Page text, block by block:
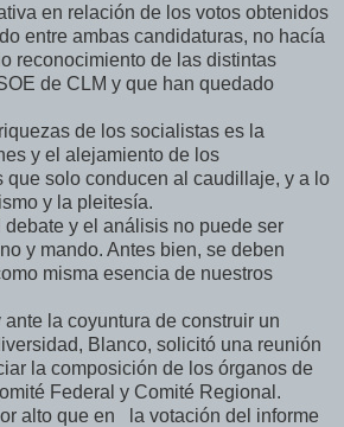
en relación de los votos obtenidos
entre ambas candidaturas, no hacía
reconocimiento de las distintas
de CLM y que han quedado
de los socialistas es la
y el alejamiento de los
que solo conducen al caudillaje, y a lo
y la pleitesía.
debate y el análisis no puede ser
y mando. Antes bien, se deben
misma esencia de nuestros
la coyuntura de construir un
Blanco, solicitó una reunión
la composición de los órganos de
Federal y Comité Regional.
alto que en la votación del informe